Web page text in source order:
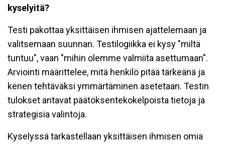
kyselyitä?
Testi pakottaa yksittäisen ihmisen ajattelemaan ja
valitsemaan suunnan. Testilogiikka ei kysy "miltä
tuntuu", vaan "mihin olemme valmiita asettumaan".
Arviointi määrittelee, mitä henkilö pitää tärkeänä ja
kenen tehtäväksi ymmärtäminen asetetaan. Testin
tulokset antavat päätöksentekokelpoista tietoja ja
strategisia valintoja.
Kyselyssä tarkastellaan yksittäisen ihmisen omia